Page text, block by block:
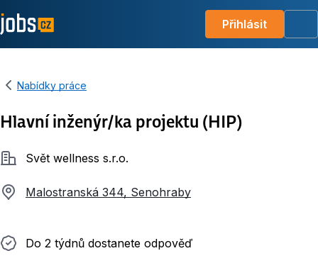
Přihlásit
Nabídky práce
Hlavní inženýr/ka projektu (HIP)
SpolečnostSvět wellness s.r.o.
Malostranská 344, Senohraby
Do 2 týdnů dostanete odpověď
Do 2 týdnů dostanete odpověď